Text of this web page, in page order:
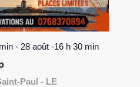
- 28 août -16 h 30 min
Paul - LE